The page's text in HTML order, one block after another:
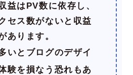
益はPV数に依存し、
セス数がないと収益
あります。
いとブログのデザイ
験を損なう恐れもあ